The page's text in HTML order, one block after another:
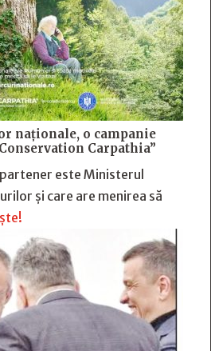
naționale, o campanie
Carpathia”
este Ministerul
și care are menirea să